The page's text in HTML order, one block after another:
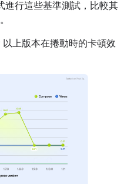
進行這些基準測試，比較其
上版本在捲動時的卡頓效